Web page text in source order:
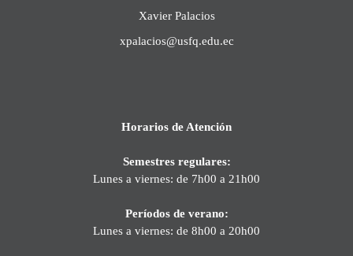
Xavier Palacios
xpalacios@usfq.edu.ec
Horarios de Atención
Semestres regulares:
Lunes a viernes: de 7h00 a 21h00
Períodos de verano:
Lunes a viernes: de 8h00 a 20h00